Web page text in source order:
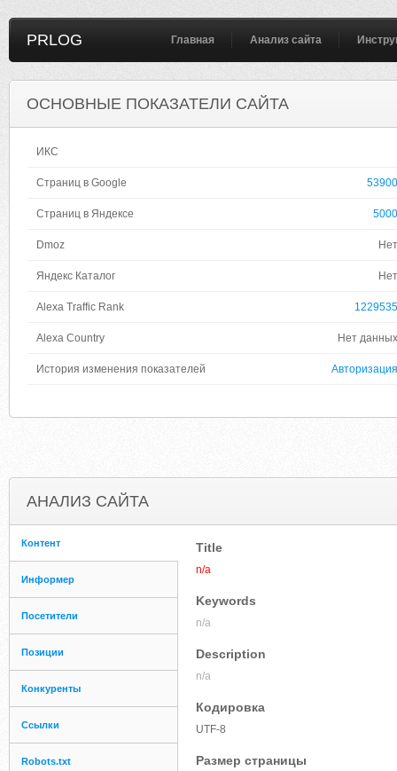
PRLOG Главная Анализ сайта
ОСНОВНЫЕ ПОКАЗАТЕЛИ САЙТА
ИКС
Страниц в Google 53900
Страниц в Яндексе 5000
Dmoz Нет
Яндекс Каталог Нет
Alexa Traffic Rank 1229535
Alexa Country Нет данных
История изменения показателей Авторизация
АНАЛИЗ САЙТА
Контент
Информер
Посетители
Позиции
Конкуренты
Ссылки
Robots.txt
Title
n/a
Keywords
n/a
Description
n/a
Кодировка
UTF-8
Размер страницы